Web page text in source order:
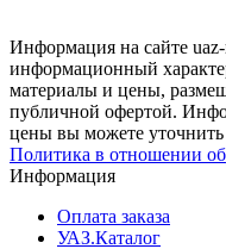
Информация на сайте
информационный
материалы и цены,
публичной офертой.
цены вы можете
Политика в отношении
Информация
Оплата заказа
УАЗ.Каталог